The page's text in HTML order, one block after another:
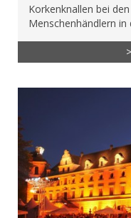
Korkenknallen bei
Menschenhändlern in